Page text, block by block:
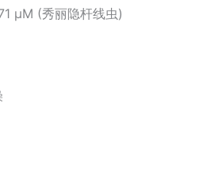
µM (秀丽隐杆线虫)